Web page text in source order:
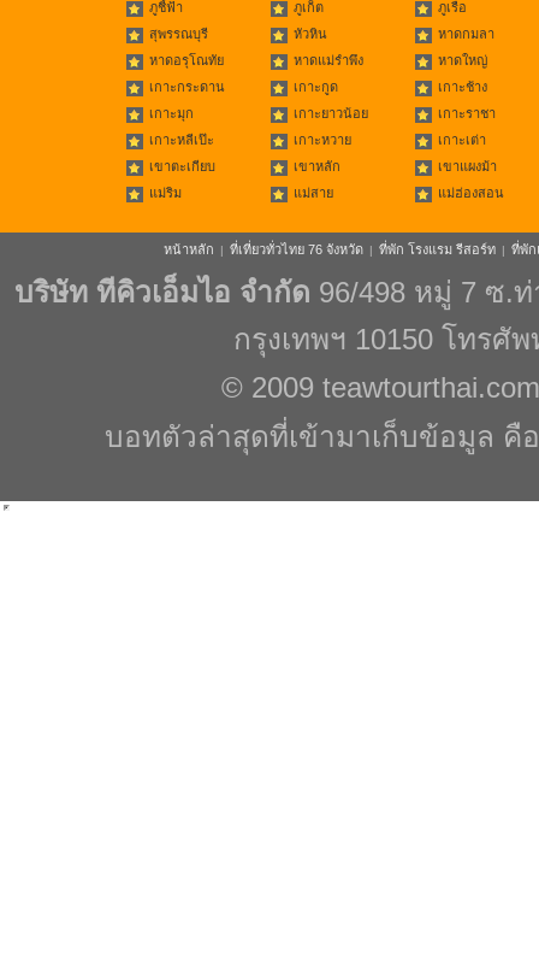
ภูชี้ฟ้า
ภูเก็ต
ภูเรือ
สุพรรณบุรี
หัวหิน
หาดกมลา
หาดอรุโณทัย
หาดแม่รำพึง
หาดใหญ่
เกาะกระดาน
เกาะกูด
เกาะช้าง
เกาะมุก
เกาะยาวน้อย
เกาะราชา
เกาะหลีเป๊ะ
เกาะหวาย
เกาะเต่า
เขาตะเกียบ
เขาหลัก
เขาแผงม้า
แม่ริม
แม่สาย แม่ฮ่องสอน
หน้าหลัก | ที่เที่ยวทั่วไทย 76 จังหวัด | ที่พัก โรงแรม รีสอร์ท | ที่พัก
บริษัท ทีคิวเอ็มไอ จำกัด 96/498 หมู่ 7 ซ.
กรุงเทพฯ 10150 โทรศั
© 2009 teawtourthai.com
บอทตัวล่าสุดที่เข้ามาเก็บข้อมูล คือ